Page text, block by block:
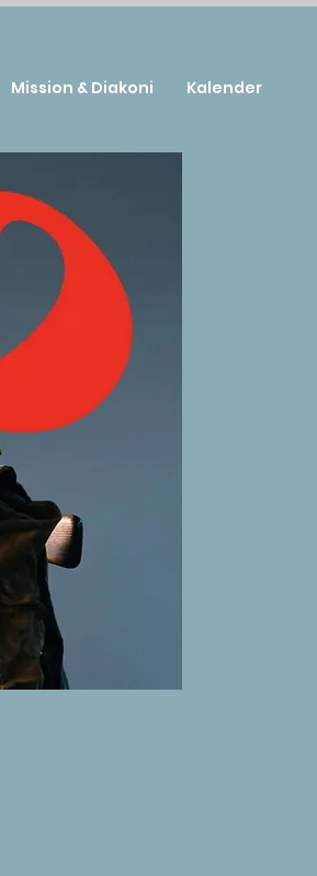
Mission & Diakoni Kalender